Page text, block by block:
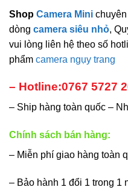
Shop Camera Mini
dòng camera siêu nhỏ,
vui lòng liên hệ theo số
phẩm camera ngụy trang
– Hotline:0767 5727
– Ship hàng toàn quốc –
Chính sách bán hàng:
– Miễn phí giao hàng toàn
– Bảo hành 1 đổi 1 trong 1